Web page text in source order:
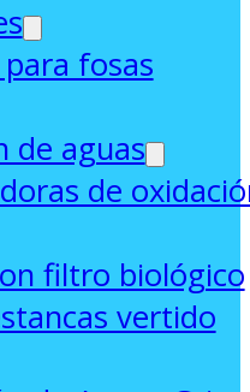
fosas
de aguas
de
filtro biológico
vertido